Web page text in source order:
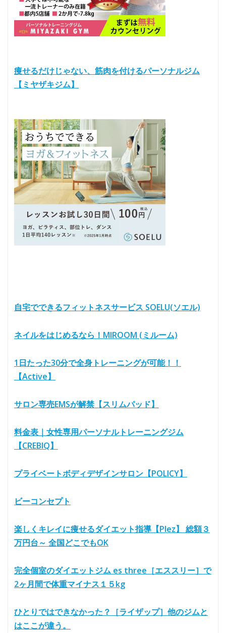
痩せるだけじゃない、筋肉を付けるパーソナルジム
【ミヤザキジム】
自宅でできるフィットネスサービス SOELU(ソエル)
ネイルをはじめるなら！MIROOM (ミルーム)
1日たった30分で全身トレーニングが可能！！
【Active】
サロン専売EMSが解禁【スリムパッド】
料金表｜女性専用パーソナルトレーニングジム
【CREBIQ】
プライベートボディデザインサロン【POLICY】
ビーコンセプト
楽しくキレイに痩せるダイエット指導【Plez】 総額３
万円台～ 全国どこでもOK
完全個室のダイエットジム es three［エススリー］で
2ヶ月間で体重マイナス１５kg
ひとりではできなかった？［ライザップ］他のジムと
はここが違う。